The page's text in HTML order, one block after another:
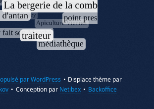
par WordPress • Displace thème par
• Conception par Netibex • Backoffice